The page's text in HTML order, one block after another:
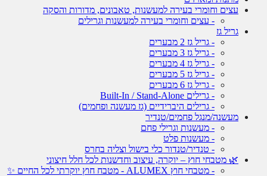
עצים וחומרי בעירה למעשנות, טאבונים, מדורות והסקה
- עצים וחומרי בעירה למעשנות וגרילים
גריל גז
- גריל גז 2 מבערים
- גריל גז 3 מבערים
- גריל גז 4 מבערים
- גריל גז 5 מבערים
- גריל גז 6 מבערים
- גרילים Built-In / Stand-Alone
- גרילים היברידיים (גז מעשנה ופחמים)
מעשנה/מנגל פחמים/טנדיר
- מעשנות וגרילי פחם
- מעשנות פלט
- טנדיר/טנדור כלי בישול וצליה בחרס
🌿 מטבחי חוץ – יוקרה, עיצוב וחדשנות לכל חלל חיצוני
- מטבחי חוץ ALUMEX - מטבח חוץ יוקרתי לכל החיים ✨